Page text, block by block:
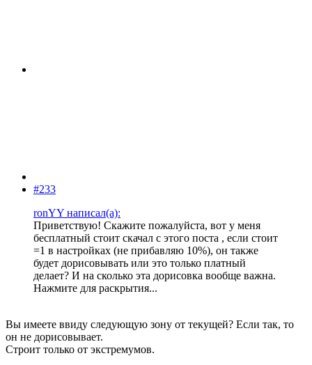
#233
ronYY написал(а):
Приветствую! Скажите пожалуйста, вот у меня
бесплатный стоит скачал с этого поста , если стоит
=1 в настройках (не прибавляю 10%), он также
будет дорисовывать или это только платный
делает? И на сколько эта дорисовка вообще важна.
Нажмите для раскрытия...
Вы имеете ввиду следующую зону от текущей? Если так, то
он не дорисовывает.
Строит только от экстремумов.